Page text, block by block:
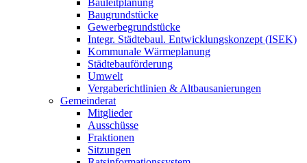
Bauleitplanung
Baugrundstücke
Gewerbegrundstücke
Integr. Städtebaul. Entwicklungskonzept (ISEK)
Kommunale Wärmeplanung
Städtebauförderung
Umwelt
Vergaberichtlinien & Altbausanierungen
Gemeinderat
Mitglieder
Ausschüsse
Fraktionen
Sitzungen